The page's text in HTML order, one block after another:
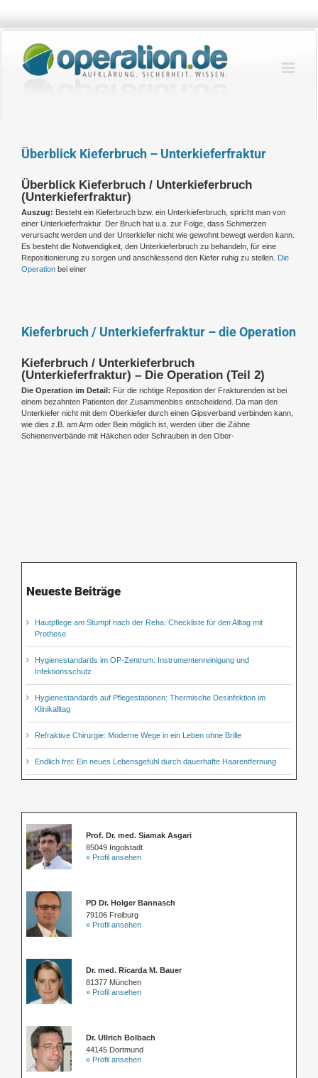
springen
Überblick Kieferbruch – Unterkieferfraktur
Überblick Kieferbruch / Unterkieferbruch
(Unterkieferfraktur)
Auszug: Besteht ein Kieferbruch bzw. ein Unterkieferbruch, spricht man von
einer Unterkieferfraktur. Der Bruch hat u.a. zur Folge, dass Schmerzen
verursacht werden und der Unterkiefer nicht wie gewohnt bewegt werden kann.
Es besteht die Notwendigkeit, den Unterkieferbruch zu behandeln, für eine
Repositionierung zu sorgen und anschliessend den Kiefer ruhig zu stellen. Die
Operation bei einer
Kieferbruch / Unterkieferfraktur – die Operation
Kieferbruch / Unterkieferbruch
(Unterkieferfraktur) – Die Operation (Teil 2)
Die Operation im Detail: Für die richtige Reposition der Frakturenden ist bei
einem bezahnten Patienten der Zusammenbiss entscheidend. Da man den
Unterkiefer nicht mit dem Oberkiefer durch einen Gipsverband verbinden kann,
wie dies z.B. am Arm oder Bein möglich ist, werden über die Zähne
Schienenverbände mit Häkchen oder Schrauben in den Ober-
Neueste Beiträge
Hautpflege am Stumpf nach der Reha: Checkliste für den Alltag mit
Prothese
Hygienestandards im OP-Zentrum: Instrumentenreinigung und
Infektionsschutz
Hygienestandards auf Pflegestationen: Thermische Desinfektion im
Klinikalltag
Refraktive Chirurgie: Moderne Wege in ein Leben ohne Brille
Endlich frei: Ein neues Lebensgefühl durch dauerhafte Haarentfernung
Prof. Dr. med. Siamak Asgari
85049 Ingolstadt
» Profil ansehen
PD Dr. Holger Bannasch
79106 Freiburg
» Profil ansehen
Dr. med. Ricarda M. Bauer
81377 München
» Profil ansehen
Dr. Ullrich Bolbach
44145 Dortmund
» Profil ansehen